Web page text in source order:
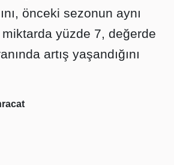
önceki sezonun aynı
yüzde 7, değerde
artış yaşandığını